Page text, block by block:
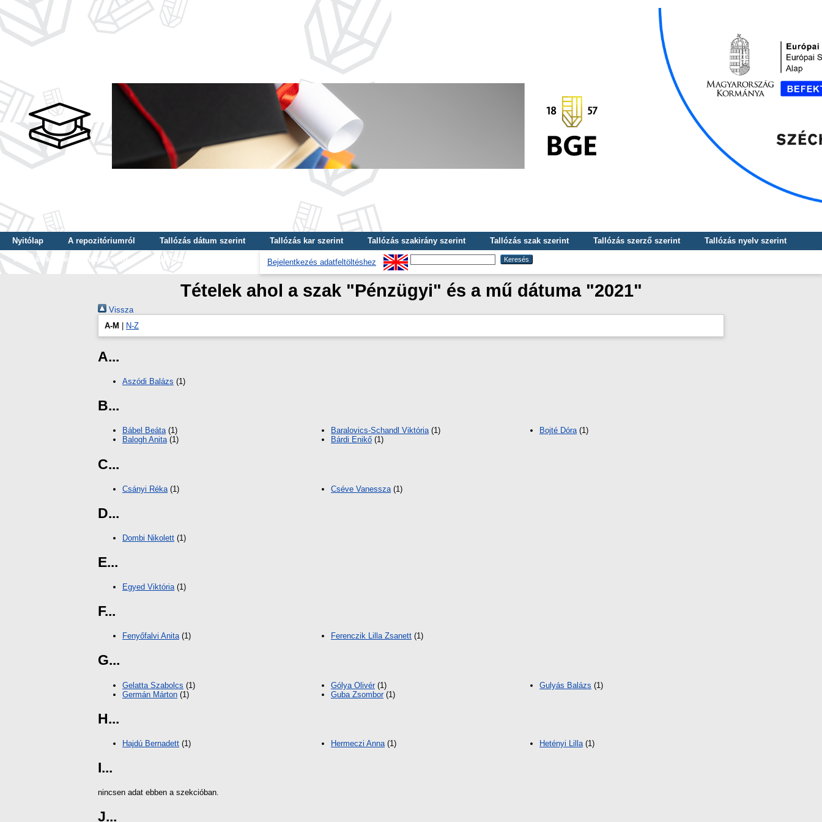
Nyitólap A repozitóriumról Tallózás dátum szerint Tallózás kar szerint Tallózás szakirány szerint Tallózás szak szerint Tallózás szerző szerint
Tallózás nyelv szerint
Tallózás képzés szintje szerint
Tallózás kulcsszó szerint Bejelentkezés adatfeltöltéshez
Tételek ahol a szak "Pénzügyi" és a mű dátuma "2021"
Vissza
A-M
N-Z
A...
Aszódi Balázs (1)
B...
Bábel Beáta(1)
Balogh Anita(1)
Baralovics-Schandl Viktória(1)
Bárdi Enikő (1)
Bojté Dóra(1)
C...
Csányi Réka (1) Cséve Vanessza (1)
D...
Dombi Nikolett (1)
E...
Egyed Viktória(1)
F...
Fenyőfalvi Anita(1) Ferenczik Lilla Zsanett (1)
G...
Gelatta Szabolcs (1)
Germán Márton (1)
Gólya Olivér(1)
Guba Zsombor(1)
Gulyás Balázs (1)
H...
Hajdú Bernadett (1) Hermeczi Anna (1) Hetényi Lilla (1)
I...
nincsen adat ebben a szekcióban.
J...